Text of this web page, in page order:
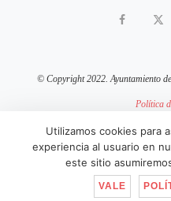
© Copyright 2022. Ayuntamiento
Política
Política
sitio web
IR
Utilizamos cookies para
experiencia al usuario en
este sitio
VALE